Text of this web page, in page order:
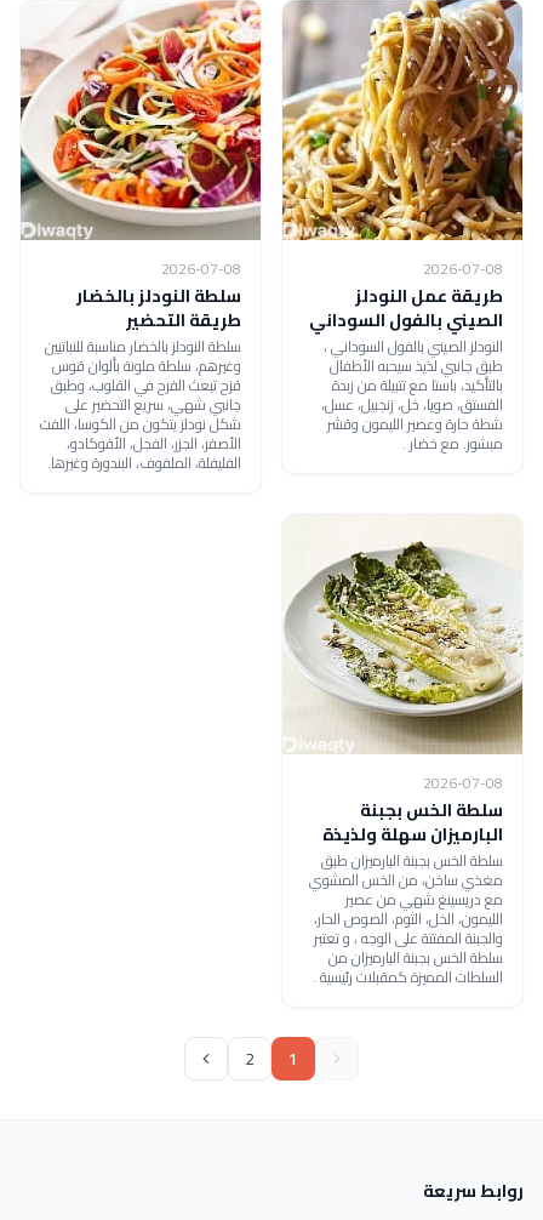
2026-07-08
طريقة عمل النودلز
الصيني بالفول السوداني
النودلز الصيني بالفول السوداني ،
طبق جانبي لذيذ سيحبه الأطفال
بالتأكيد، باستا مع تتبيلة من زبدة
الفستق، صويا، خل، زنجبيل، عسل،
شطة حارة وعصير الليمون وقشر
مبشور. مع خضار .
2026-07-08
سلطة النودلز بالخضار
طريقة التحضير
سلطة النودلز بالخضار مناسبة للنباتيين
وغيرهم، سلطة ملونة بألوان قوس
قزح تبعث الفرح في القلوب، وطبق
جانبي شهي، سريع التحضير على
شكل نودلز يتكون من الكوسا، اللفت
الأصفر، الجزر، الفجل، الأفوكادو،
الفليفلة، الملفوف، البندورة وغيرها.
2026-07-08
سلطة الخس بجبنة
البارميزان سهلة ولذيذة
سلطة الخس بجبنة البارميزان طبق
مغذي ساخن، من الخس المشوي
مع دريسينغ شهي من عصير
الليمون، الخل، الثوم، الصوص الحار،
والجبنة المفتتة على الوجه ، و تعتبر
سلطة الخس بجبنة البارميزان من
السلطات المميزة كمقبلات رئيسية .
1
2
روابط سريعة